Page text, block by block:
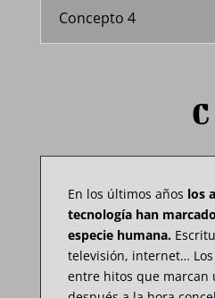
Concepto 4
En los últimos años los
tecnología han
especie humana.
televisión, internet…
entre hitos que marcan